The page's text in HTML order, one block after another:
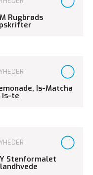
Rugbrøds
Is-Matcha
Is-te
Stenformalet